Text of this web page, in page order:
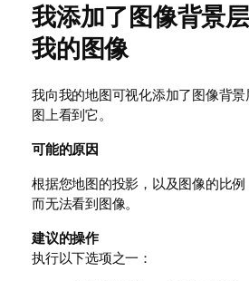
我添加了图像背景
我的图像
我向我的地图可视化添加了图像背
图上看到它。
可能的原因
根据您地图的投影，以及图像的比
而无法看到图像。
建议的操作
执行以下选项之一：